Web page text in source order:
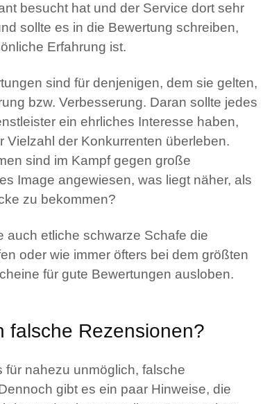
besucht hat und der Service dort sehr
sollte es in die Bewertung schreiben,
Erfahrung ist.
sind für denjenigen, dem sie gelten,
bzw. Verbesserung. Daran sollte jedes
ein ehrliches Interesse haben,
Vielzahl der Konkurrenten überleben.
sind im Kampf gegen große
Image angewiesen, was liegt näher, als
zu bekommen?
auch etliche schwarze Schafe die
oder wie immer öfters bei dem größten
für gute Bewertungen ausloben.
falsche Rezensionen?
nahezu unmöglich, falsche
gibt es ein paar Hinweise, die